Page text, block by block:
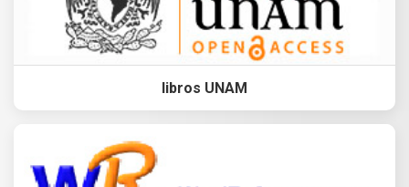
libros UNAM